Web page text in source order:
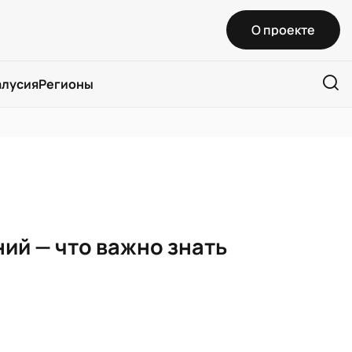
О проекте
Регионы
— что важно знать